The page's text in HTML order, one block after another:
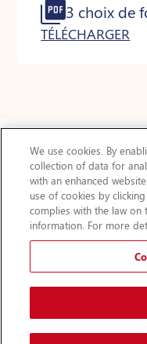
3 choix de
TÉLÉCHARGER
Actualités
FAQ
Protection des
Accessibilité
Plan du site
Augmenter la taille du
AA
We use cookies. By
collection of data for
with an enhanced
use of cookies by
complies with the law
information. For more